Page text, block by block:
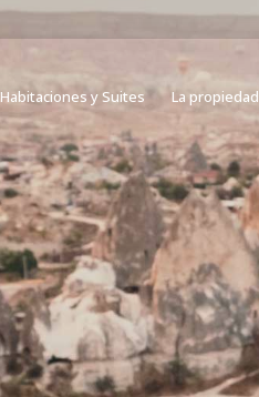
Habitaciones y Suites La propiedad